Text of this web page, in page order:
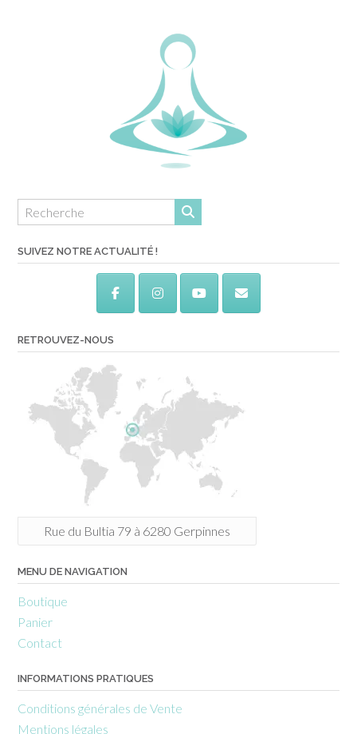
SUIVEZ NOTRE ACTUALITÉ !
RETROUVEZ-NOUS
Rue du Bultia 79 à 6280 Gerpinnes
MENU DE NAVIGATION
Boutique
Panier
Contact
INFORMATIONS PRATIQUES
Conditions générales de Vente
Mentions légales